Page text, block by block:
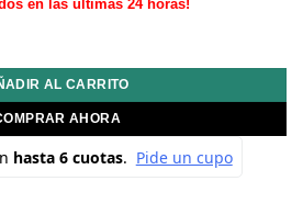
original actual
en las últimas 24 horas!
AL CARRITO
AHORA